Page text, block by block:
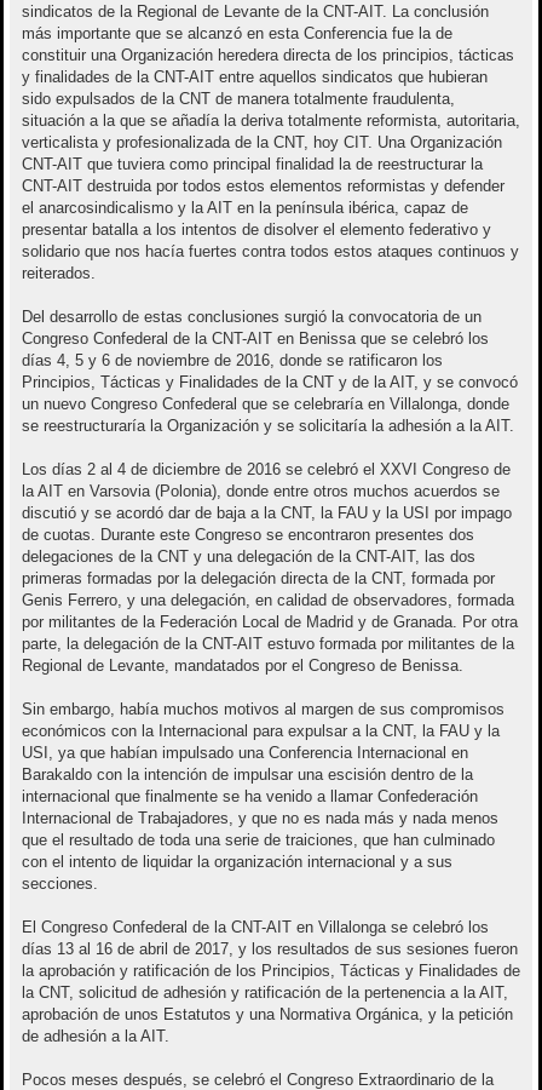
sindicatos de la Regional de Levante de la CNT-AIT. La conclusión
más importante que se alcanzó en esta Conferencia fue la de
constituir una Organización heredera directa de los principios, tácticas
y finalidades de la CNT-AIT entre aquellos sindicatos que hubieran
sido expulsados de la CNT de manera totalmente fraudulenta,
situación a la que se añadía la deriva totalmente reformista, autoritaria,
verticalista y profesionalizada de la CNT, hoy CIT. Una Organización
CNT-AIT que tuviera como principal finalidad la de reestructurar la
CNT-AIT destruida por todos estos elementos reformistas y defender
el anarcosindicalismo y la AIT en la península ibérica, capaz de
presentar batalla a los intentos de disolver el elemento federativo y
solidario que nos hacía fuertes contra todos estos ataques continuos y
reiterados.
Del desarrollo de estas conclusiones surgió la convocatoria de un
Congreso Confederal de la CNT-AIT en Benissa que se celebró los
días 4, 5 y 6 de noviembre de 2016, donde se ratificaron los
Principios, Tácticas y Finalidades de la CNT y de la AIT, y se convocó
un nuevo Congreso Confederal que se celebraría en Villalonga, donde
se reestructuraría la Organización y se solicitaría la adhesión a la AIT.
Los días 2 al 4 de diciembre de 2016 se celebró el XXVI Congreso de
la AIT en Varsovia (Polonia), donde entre otros muchos acuerdos se
discutió y se acordó dar de baja a la CNT, la FAU y la USI por impago
de cuotas. Durante este Congreso se encontraron presentes dos
delegaciones de la CNT y una delegación de la CNT-AIT, las dos
primeras formadas por la delegación directa de la CNT, formada por
Genis Ferrero, y una delegación, en calidad de observadores, formada
por militantes de la Federación Local de Madrid y de Granada. Por otra
parte, la delegación de la CNT-AIT estuvo formada por militantes de la
Regional de Levante, mandatados por el Congreso de Benissa.
Sin embargo, había muchos motivos al margen de sus compromisos
económicos con la Internacional para expulsar a la CNT, la FAU y la
USI, ya que habían impulsado una Conferencia Internacional en
Barakaldo con la intención de impulsar una escisión dentro de la
internacional que finalmente se ha venido a llamar Confederación
Internacional de Trabajadores, y que no es nada más y nada menos
que el resultado de toda una serie de traiciones, que han culminado
con el intento de liquidar la organización internacional y a sus
secciones.
El Congreso Confederal de la CNT-AIT en Villalonga se celebró los
días 13 al 16 de abril de 2017, y los resultados de sus sesiones fueron
la aprobación y ratificación de los Principios, Tácticas y Finalidades de
la CNT, solicitud de adhesión y ratificación de la pertenencia a la AIT,
aprobación de unos Estatutos y una Normativa Orgánica, y la petición
de adhesión a la AIT.
Pocos meses después, se celebró el Congreso Extraordinario de la